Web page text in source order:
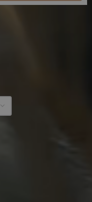
avaliação.